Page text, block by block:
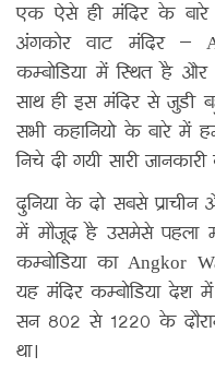
एक ऐसे ही मंदिर के
अंगकोर वाट मंदिर –
कम्बोडिया में स्थित है
साथ ही इस मंदिर से जुडी
सभी कहानियो के बारे में
निचे दी गयी सारी
दुनिया के दो सबसे प्राचीन
में मौजूद है उसमेसे पहला
कम्बोडिया का Angkor
यह मंदिर कम्बोडिया देश
सन 802 से 1220 के
था।